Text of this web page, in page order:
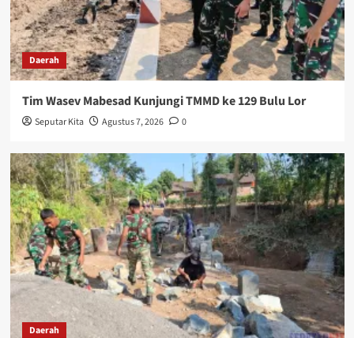
Daerah
Tim Wasev Mabesad Kunjungi TMMD ke 129 Bulu Lor
Seputar Kita Agustus 7, 2026 0
Daerah